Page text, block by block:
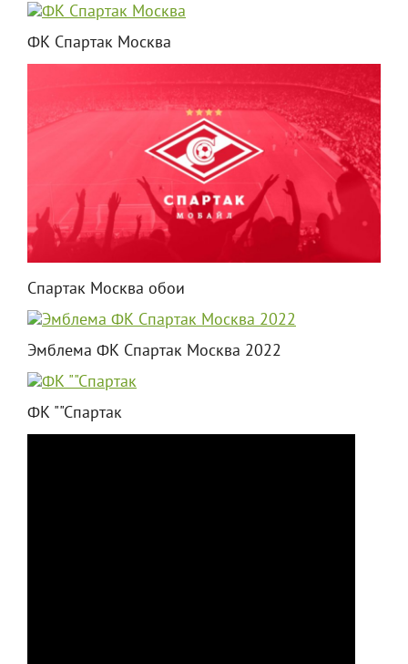
ФК Спартак Москва
Спартак Москва обои
Эмблема ФК Спартак Москва 2022
ФК ""Спартак